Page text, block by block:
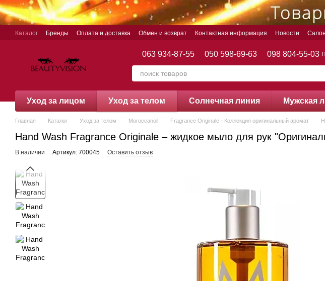
Перейти к основному контенту
Каталог Бренды Оплата и доставка Обмен и возврат Контактная информация Новости
063 934-87-55 050 598-69-63 098 804-55-03
Уход за лицом Уход за телом Cолнечная линия Мужская
Главная Каталог Уход за телом Moroccanoil Fragrance Originale - Коллекция оригинальный аромат
Hand Wash Fragrance Originale – жидкое мыло для рук
В наличии Артикул: 700045 Оставить отзыв